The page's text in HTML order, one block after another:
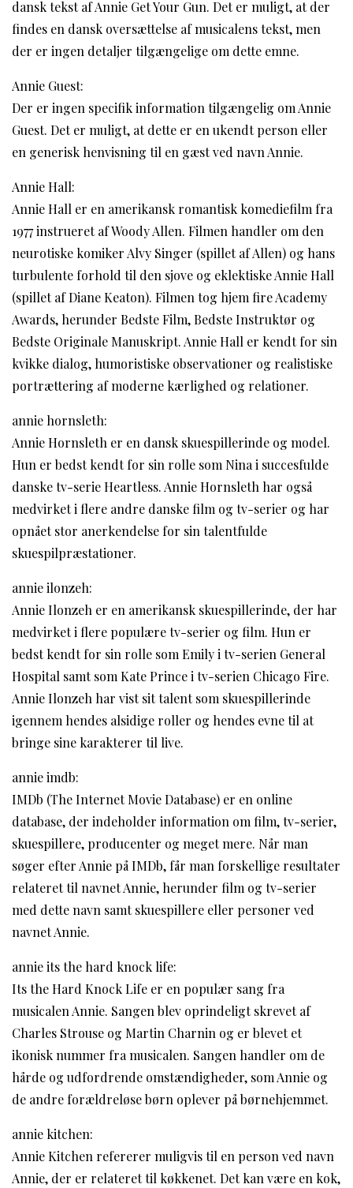
dansk tekst af Annie Get Your Gun. Det er muligt, at der
findes en dansk oversættelse af musicalens tekst, men
der er ingen detaljer tilgængelige om dette emne.
Annie Guest:
Der er ingen specifik information tilgængelig om Annie
Guest. Det er muligt, at dette er en ukendt person eller
en generisk henvisning til en gæst ved navn Annie.
Annie Hall:
Annie Hall er en amerikansk romantisk komediefilm fra
1977 instrueret af Woody Allen. Filmen handler om den
neurotiske komiker Alvy Singer (spillet af Allen) og hans
turbulente forhold til den sjove og eklektiske Annie Hall
(spillet af Diane Keaton). Filmen tog hjem fire Academy
Awards, herunder Bedste Film, Bedste Instruktør og
Bedste Originale Manuskript. Annie Hall er kendt for sin
kvikke dialog, humoristiske observationer og realistiske
portrættering af moderne kærlighed og relationer.
annie hornsleth:
Annie Hornsleth er en dansk skuespillerinde og model.
Hun er bedst kendt for sin rolle som Nina i succesfulde
danske tv-serie Heartless. Annie Hornsleth har også
medvirket i flere andre danske film og tv-serier og har
opnået stor anerkendelse for sin talentfulde
skuespilpræstationer.
annie ilonzeh:
Annie Ilonzeh er en amerikansk skuespillerinde, der har
medvirket i flere populære tv-serier og film. Hun er
bedst kendt for sin rolle som Emily i tv-serien General
Hospital samt som Kate Prince i tv-serien Chicago Fire.
Annie Ilonzeh har vist sit talent som skuespillerinde
igennem hendes alsidige roller og hendes evne til at
bringe sine karakterer til live.
annie imdb:
IMDb (The Internet Movie Database) er en online
database, der indeholder information om film, tv-serier,
skuespillere, producenter og meget mere. Når man
søger efter Annie på IMDb, får man forskellige resultater
relateret til navnet Annie, herunder film og tv-serier
med dette navn samt skuespillere eller personer ved
navnet Annie.
annie its the hard knock life:
Its the Hard Knock Life er en populær sang fra
musicalen Annie. Sangen blev oprindeligt skrevet af
Charles Strouse og Martin Charnin og er blevet et
ikonisk nummer fra musicalen. Sangen handler om de
hårde og udfordrende omstændigheder, som Annie og
de andre forældreløse børn oplever på børnehjemmet.
annie kitchen:
Annie Kitchen refererer muligvis til en person ved navn
Annie, der er relateret til køkkenet. Det kan være en kok,